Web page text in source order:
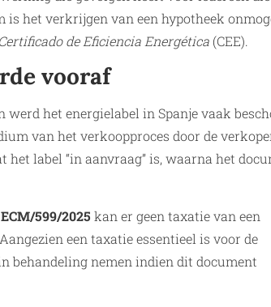
is het verkrijgen van een hypotheek
Certificado de Eficiencia Energética (CEE).
vooraf
werd het energielabel in Spanje vaak
van het verkoopproces door de
label “in aanvraag” is, waarna het
599/2025 kan er geen taxatie van een
een taxatie essentieel is voor de
behandeling nemen indien dit document